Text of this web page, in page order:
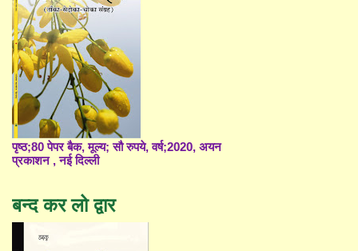
पृष्ठ;80 पेपर बैक, मूल्य; सौ रुपये, वर्ष;2020, अयन
प्रकाशन , नई दिल्ली
बन्द कर लो द्वार